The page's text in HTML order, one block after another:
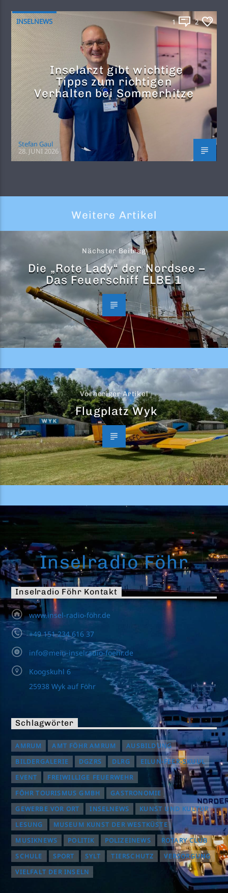
INSELNEWS 1 2
Inselarzt gibt wichtige
Tipps zum richtigen
Verhalten bei Sommerhitze
Stefan Gaul
28. JUNI 2026
Weitere Artikel
Nächster Beitrag
Die „Rote Lady“ der Nordsee –
Das Feuerschiff ELBE 1
Vorheriger Artikel
Flugplatz Wyk
Inselradio Föhr
Inselradio Föhr Kontakt
www.insel-radio-föhr.de
+49 151 234 616 37
info@mein-inselradio-foehr.de
Koogskuhl 6
25938 Wyk auf Föhr
Schlagwörter
AMRUM AMT FÖHR AMRUM
AUSBILDUNG
BILDERGALERIE
DGZRS DLRG
EILUN-FEER-SKUUL
EVENT
FREIWILLIGE FEUERWEHR
FÖHR TOURISMUS GMBH
GASTRONOMIE
GEWERBE VOR ORT
INSELNEWS
KUNST UND KULTUR
LESUNG
MUSEUM KUNST DER WESTKÜSTE
MUSIKNEWS
POLITIK POLIZEINEWS
ROTARY CLUB
SCHULE
SPORT SYLT TIERSCHUTZ
VERSORGUNG
VIELFALT DER INSELN